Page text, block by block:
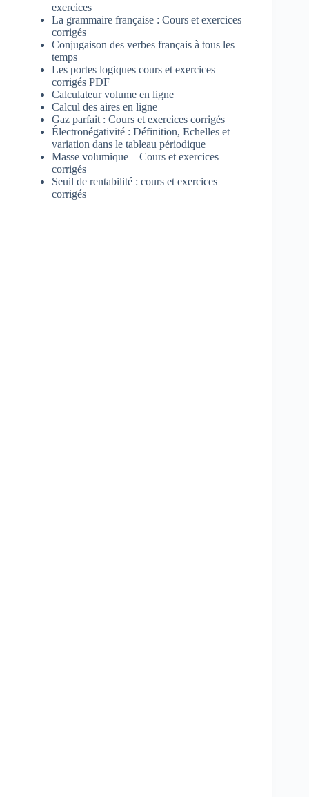
exercices
La grammaire française : Cours et exercices
corrigés
Conjugaison des verbes français à tous les
temps
Les portes logiques cours et exercices
corrigés PDF
Calculateur volume en ligne
Calcul des aires en ligne
Gaz parfait : Cours et exercices corrigés
Électronégativité : Définition, Echelles et
variation dans le tableau périodique
Masse volumique – Cours et exercices
corrigés
Seuil de rentabilité : cours et exercices
corrigés